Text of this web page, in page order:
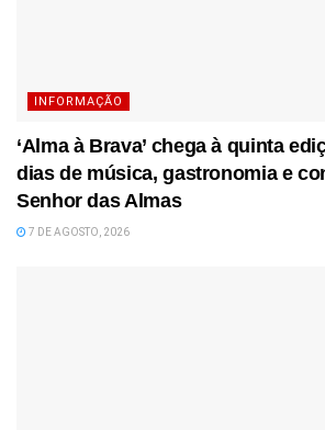
INFORMAÇÃO
‘Alma à Brava’ chega à quinta
dias de música, gastronomia e
Senhor das Almas
7 DE AGOSTO, 2026